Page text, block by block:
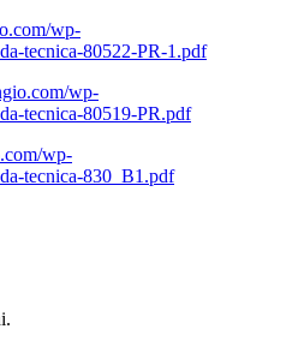
wp-
tecnica-80522-PR-1.pdf
wp-
tecnica-80519-PR.pdf
wp-
tecnica-830_B1.pdf